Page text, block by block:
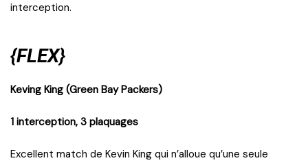
interception.
{FLEX}
Keving King (Green Bay Packers)
1 interception, 3 plaquages
Excellent match de Kevin King qui n’alloue qu’une seule